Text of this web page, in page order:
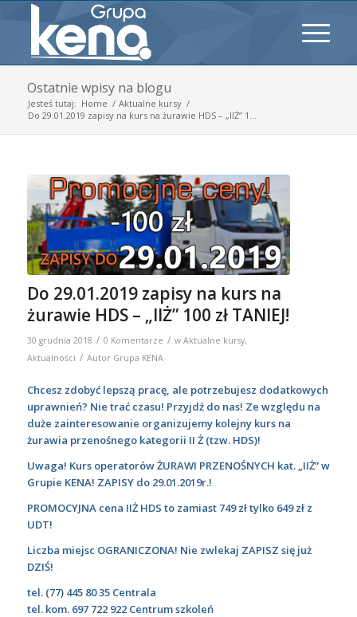
Ostatnie wpisy na blogu
Jesteś tutaj: Home / Aktualne kursy /
Do 29.01.2019 zapisy na kurs na żurawie HDS – „IIŻ” 1...
Do 29.01.2019 zapisy na kurs na
żurawie HDS – „IIŻ” 100 zł TANIEJ!
30 grudnia 2018 / 0 Komentarze / w Aktualne kursy,
Aktualności / Autor Grupa KENA
Chcesz zdobyć lepszą pracę, ale potrzebujesz dodatkowych
uprawnień? Nie trać czasu! Przyjdź do nas! Ze względu na
duże zainteresowanie organizujemy kolejny kurs na
żurawia przenośnego kategorii II Ż (tzw. HDS)!
Uwaga! Kurs operatorów ŻURAWI PRZENOŚNYCH kat. „IIŻ” w
Grupie KENA! ZAPISY do 29.01.2019r.!
PROMOCYJNA cena IIŻ HDS to zamiast 749 zł tylko 649 zł z
UDT!
Liczba miejsc OGRANICZONA! Nie zwlekaj ZAPISZ się już
DZIŚ!
tel. (77) 445 80 35 Centrala
tel. kom. 697 722 922 Centrum szkoleń